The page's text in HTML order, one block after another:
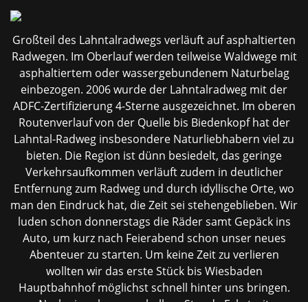
Großteil des Lahntalradwegs verläuft auf asphaltierten
Radwegen. Im Oberlauf werden teilweise Waldwege mit
asphaltiertem oder wassergebundenem Naturbelag
einbezogen. 2006 wurde der Lahntalradweg mit der
ADFC-Zertifizierung 4-Sterne ausgezeichnet. Im oberen
Routenverlauf von der Quelle bis Biedenkopf hat der
Lahntal-Radweg insbesondere Naturliebhabern viel zu
bieten. Die Region ist dünn besiedelt, das geringe
Verkehrsaufkommen verläuft zudem in deutlicher
Entfernung zum Radweg und durch idyllische Orte, wo
man den Eindruck hat, die Zeit sei stehengeblieben. Wir
luden schon donnerstags die Räder samt Gepäck ins
Auto, um kurz nach Feierabend schon unser neues
Abenteuer zu starten. Um keine Zeit zu verlieren
wollten wir das erste Stück bis Wiesbaden
Hauptbahnhof möglichst schnell hinter uns bringen.